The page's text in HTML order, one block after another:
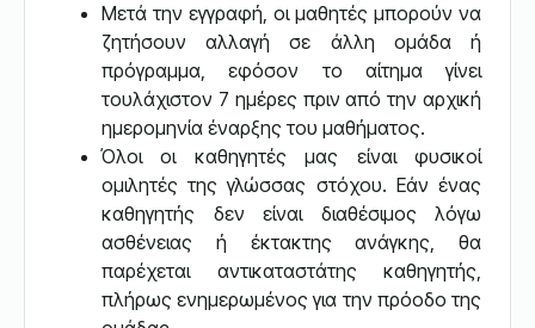
Μετά την εγγραφή, οι μαθητές μπορούν να
ζητήσουν αλλαγή σε άλλη ομάδα ή
πρόγραμμα, εφόσον το αίτημα γίνει
τουλάχιστον 7 ημέρες πριν από την αρχική
ημερομηνία έναρξης του μαθήματος.
Όλοι οι καθηγητές μας είναι φυσικοί
ομιλητές της γλώσσας στόχου. Εάν ένας
καθηγητής δεν είναι διαθέσιμος λόγω
ασθένειας ή έκτακτης ανάγκης, θα
παρέχεται αντικαταστάτης καθηγητής,
πλήρως ενημερωμένος για την πρόοδο της